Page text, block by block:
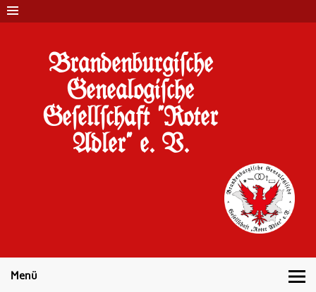
Brandenburgi#che
Genealogi#che
Ge#ell#chaft "Roter
Adler" e. V.
Menü